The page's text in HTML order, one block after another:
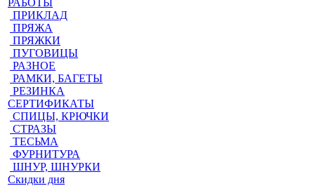
РАБОТЫ
ПРИКЛАД
ПРЯЖА
ПРЯЖКИ
ПУГОВИЦЫ
РАЗНОЕ
РАМКИ, БАГЕТЫ
РЕЗИНКА
СЕРТИФИКАТЫ
СПИЦЫ, КРЮЧКИ
СТРАЗЫ
ТЕСЬМА
ФУРНИТУРА
ШНУР, ШНУРКИ
Скидки дня